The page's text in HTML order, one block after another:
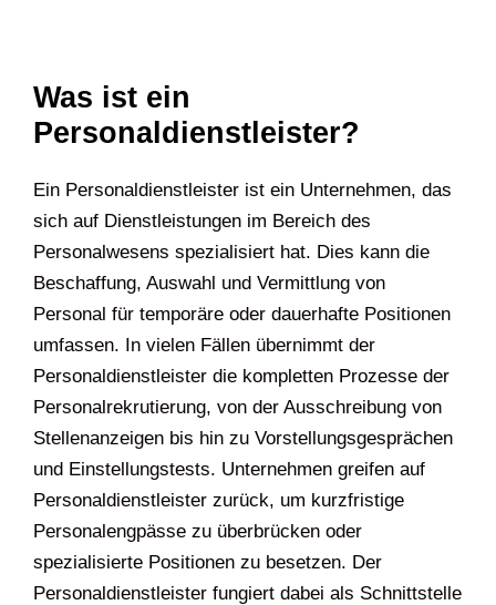
Was ist ein
Personaldienstleister?
Ein Personaldienstleister ist ein Unternehmen, das
sich auf Dienstleistungen im Bereich des
Personalwesens spezialisiert hat. Dies kann die
Beschaffung, Auswahl und Vermittlung von
Personal für temporäre oder dauerhafte Positionen
umfassen. In vielen Fällen übernimmt der
Personaldienstleister die kompletten Prozesse der
Personalrekrutierung, von der Ausschreibung von
Stellenanzeigen bis hin zu Vorstellungsgesprächen
und Einstellungstests. Unternehmen greifen auf
Personaldienstleister zurück, um kurzfristige
Personalengpässe zu überbrücken oder
spezialisierte Positionen zu besetzen. Der
Personaldienstleister fungiert dabei als Schnittstelle